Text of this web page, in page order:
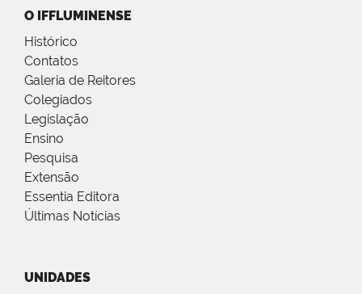
O IFFLUMINENSE
Histórico
Contatos
Galeria de Reitores
Colegiados
Legislação
Ensino
Pesquisa
Extensão
Essentia Editora
Últimas Notícias
UNIDADES